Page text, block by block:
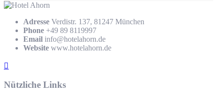
Adresse Verdistr. 137, 81247 München
Phone +49 89 8119997
Email info@hotelahorn.de
Website www.hotelahorn.de
Nützliche Links